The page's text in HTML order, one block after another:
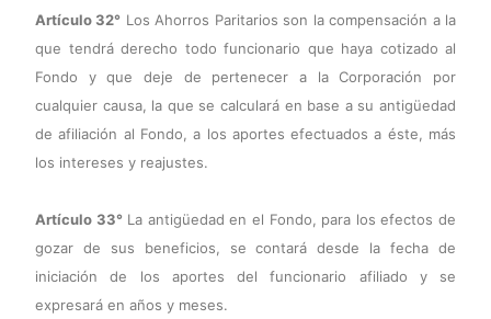
Artículo 32° Los Ahorros Paritarios son la compensación a la
que tendrá derecho todo funcionario que haya cotizado al
Fondo y que deje de pertenecer a la Corporación por
cualquier causa, la que se calculará en base a su antigüedad
de afiliación al Fondo, a los aportes efectuados a éste, más
los intereses y reajustes.
Artículo 33°La antigüedad en el Fondo, para los efectos de
gozar de sus beneficios, se contará desde la fecha de
iniciación de los aportes del funcionario afiliado y se
expresará en años y meses.